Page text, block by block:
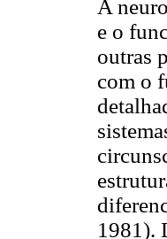
A
e o
outras
com o
1981).